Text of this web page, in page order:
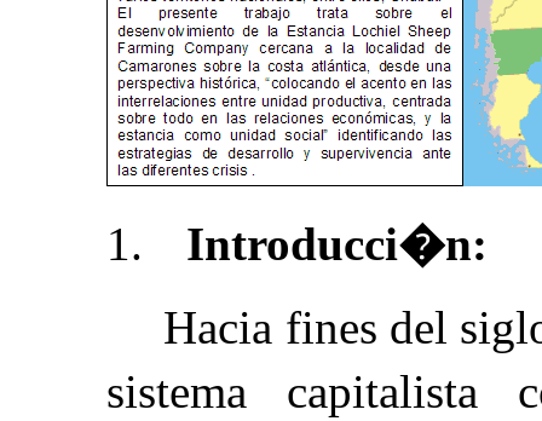
1.
Introducci�n:
Hacia fines del
sistema capitalista